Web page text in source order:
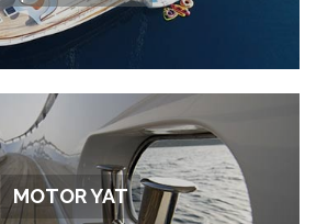
MOTOR YAT